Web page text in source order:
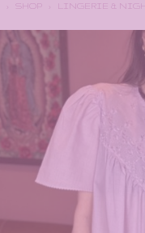
SHOP LINGERIE &